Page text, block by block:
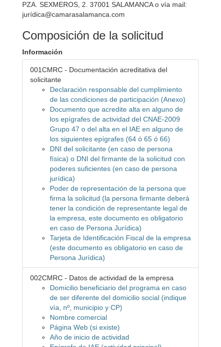
PZA. SEXMEROS, 2. 37001 SALAMANCA o vía mail:
jurídica@camarasalamanca.com
Composición de la solicitud
Información
001CMRC - Documentación acreditativa del
solicitante
Declaración responsable del cumplimiento
de las condiciones de participación (Anexo)
Documento que acredite alta en alguno de
los epígrafes de actividad del CNAE-2009
Grupo 47 o del alta en el IAE en alguno de
los siguientes epígrafes (64 ó 65 ó 66)
DNI del solicitante (en caso de persona
física) o DNI del firmante de la solicitud con
poderes suficientes (en caso de persona
jurídica)
Poder de representación de la persona que
firma la solicitud (la persona firmante deberá
tener la condición de representante legal de
la empresa, este documento es obligatorio
en caso de Persona Jurídica)
Tarjeta de Identificación Fiscal de la empresa
(este documento es obligatorio en caso de
Persona Jurídica)
002CMRC - Datos de actividad de la empresa
Domicilio beneficiario del programa en caso
de ser diferente del domicilio social (indique
vía, nº, municipio y CP)
Nombre comercial
Página Web (si existe)
Año de inicio de actividad